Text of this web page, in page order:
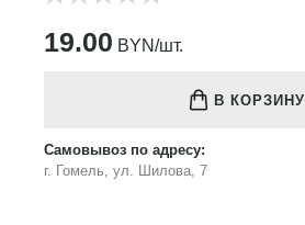
19.00 BYN/шт.
В КОРЗИНУ
Самовывоз по адресу:
г. Гомель, ул. Шилова, 7